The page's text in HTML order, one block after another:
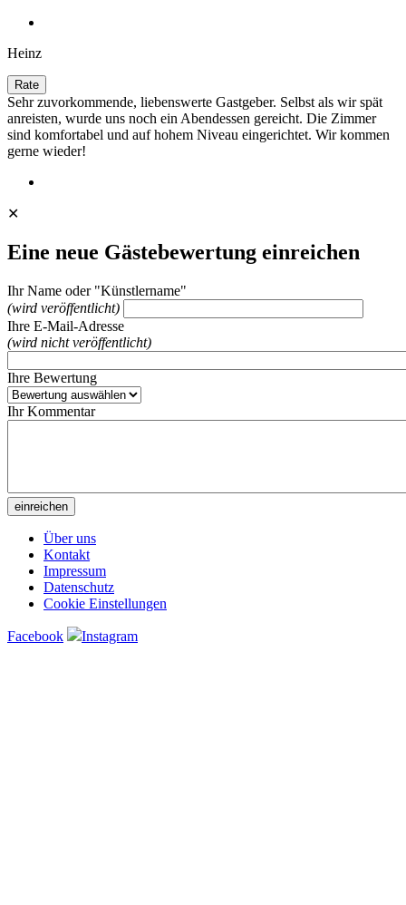
Heinz
Sehr zuvorkommende, liebenswerte Gastgeber. Selbst als wir spät
anreisten, wurde uns noch ein Abendessen gereicht. Die Zimmer
sind komfortabel und auf hohem Niveau eingerichtet. Wir kommen
gerne wieder!
✕
Eine neue Gästebewertung einreichen
Ihr Name oder "Künstlername"
(wird veröffentlicht)
Ihre E-Mail-Adresse
(wird nicht veröffentlicht)
Ihre Bewertung
Ihr Kommentar
Über uns
Kontakt
Impressum
Datenschutz
Cookie Einstellungen
Facebook Instagram